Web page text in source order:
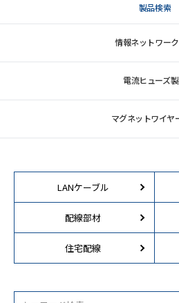
製品検索
情報ネットワー
電流ヒューズ
マグネットワイヤ
LANケーブル
配線部材
住宅配線